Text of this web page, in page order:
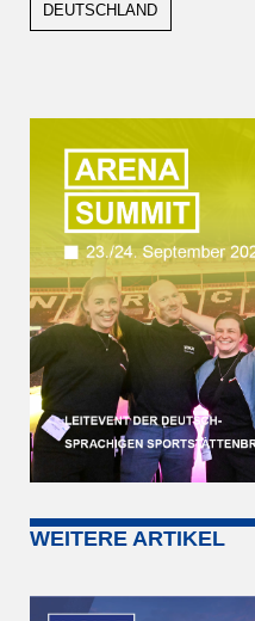
DEUTSCHLAND
WEITERE ARTIKEL